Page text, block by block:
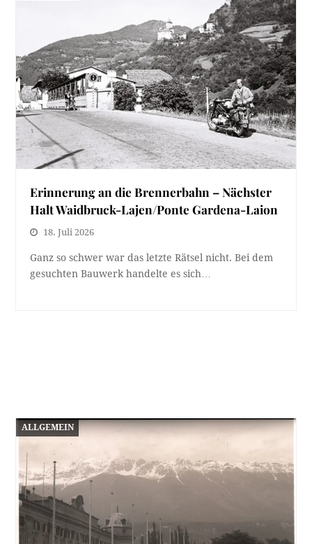
Nach dem Rücktritt Rapps übernahm sein
Vizebürgermeister, Johann Tschurtschenthaler
(1828-1893), die Amtsgeschäfte. Noch in der…
Erinnerung an die Brennerbahn – Nächster
Halt Waidbruck-Lajen/Ponte Gardena-Laion
18. Juli 2026
Ganz so schwer war das letzte Rätsel nicht. Bei dem
gesuchten Bauwerk handelte es sich…
ALLGEMEIN